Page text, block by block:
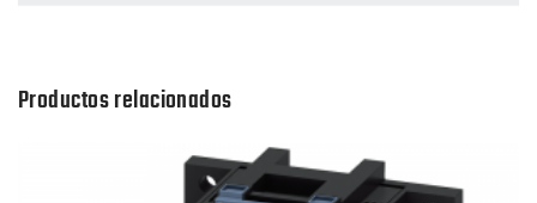
Productos relacionados